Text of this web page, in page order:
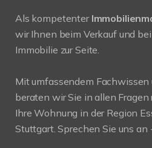
Als kompetenter
wir Ihnen beim Verkauf und
Immobilie zur Seite.
Mit umfassendem Fachwissen
beraten wir Sie in allen Fragen
Ihre Wohnung in der Region
Stuttgart. Sprechen Sie uns an